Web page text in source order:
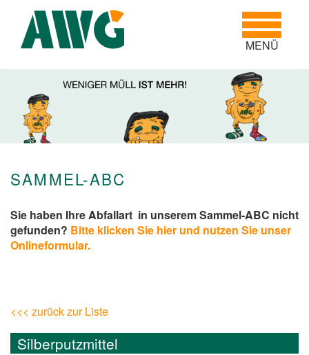
Toggle
MENÜ
SAMMEL-ABC
Sie haben Ihre Abfallart in unserem Sammel-ABC nicht
gefunden? Bitte klicken Sie hier und nutzen Sie unser
Onlineformular.
<<< zurück zur Liste
Silberputzmittel